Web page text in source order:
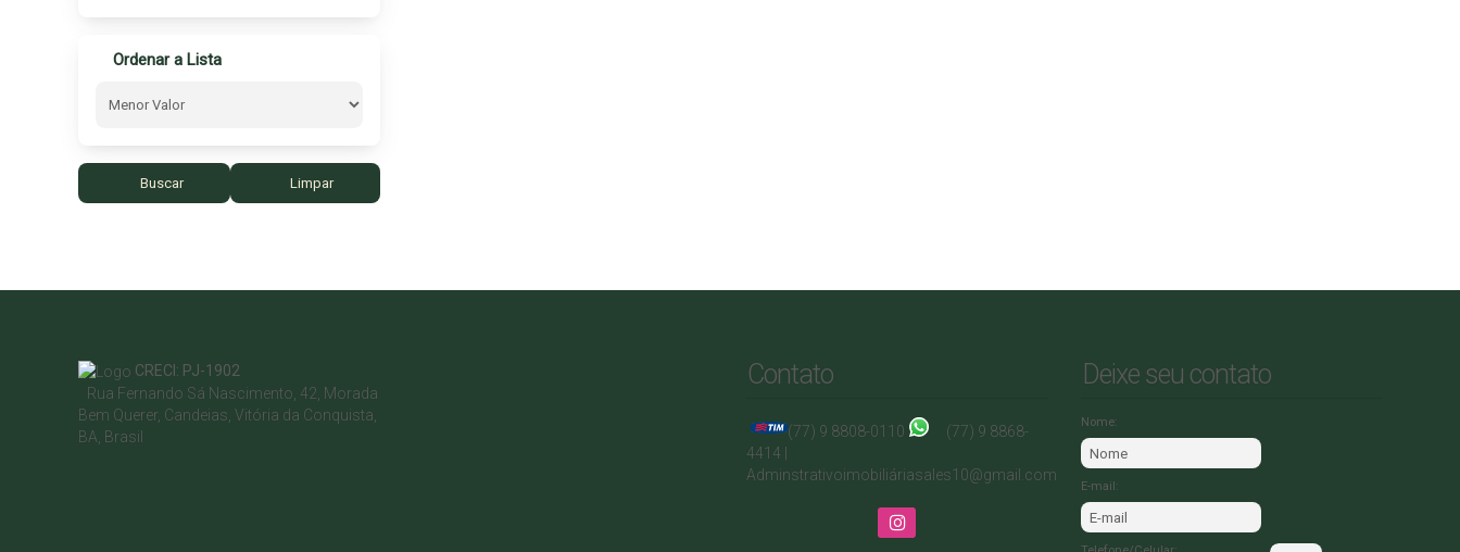
Ordenar a Lista
Buscar Limpar
CRECI: PJ-1902
Rua Fernando Sá Nascimento 42 Morada
Bem Querer Candeias Vitória da Conquista
BA Brasil
Contato
(77) 9 8808-0110
(77) 9 8868-
4414 |
Adminstrativoimobiliáriasales10@gmail.com
Deixe seu contato
Nome:
E-mail: